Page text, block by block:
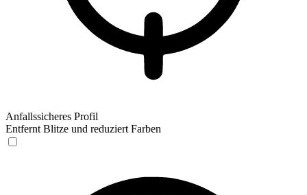
Anfallssicheres Profil
Entfernt Blitze und reduziert Farben